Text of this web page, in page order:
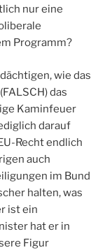
nur eine
Programm?
wie das
das
Kaminfeuer
darauf
Recht endlich
auch
im Bund
halten, was
ist ein
hat er in
Figur